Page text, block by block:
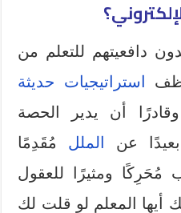
دافعيتهم للتعلم من
استراتيجيات حديثة
أن يدير الحصة
بعيدًا عن
الملل مُقَدِمًا
مُحَرِكًا ومثيرًا للعقول
أيها المعلم لو قلت لك